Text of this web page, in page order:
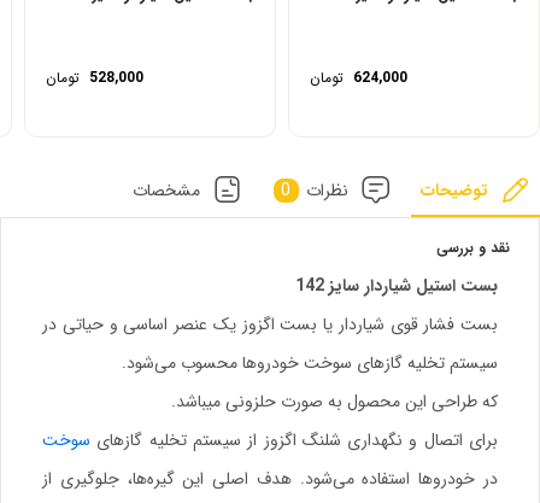
624,000 تومان 528,000 تومان
توضیحات نظرات 0 مشخصات
نقد و بررسی
بست استیل شیاردار سایز 142
بست فشار قوی شیاردار یا بست اگزوز یک عنصر اساسی و حیاتی در
سیستم تخلیه گازهای سوخت خودروها محسوب می‌شود.
که طراحی این محصول به صورت حلزونی میباشد.
برای اتصال و نگهداری شلنگ اگزوز از سیستم تخلیه گازهای سوخت
در خودروها استفاده می‌شود. هدف اصلی این گیره‌ها، جلوگیری از